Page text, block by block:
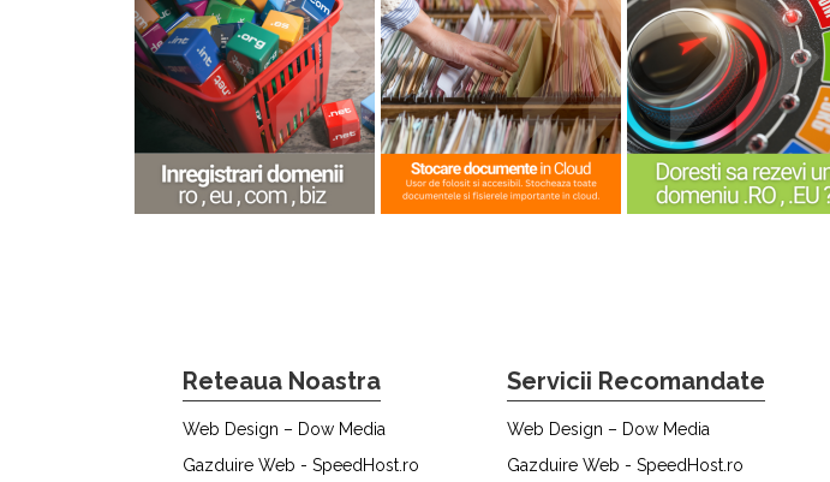
Reteaua Noastra
Web Design – Dow Media
Gazduire Web - SpeedHost.ro
Servicii Recomandate
Web Design – Dow Media
Gazduire Web - SpeedHost.ro